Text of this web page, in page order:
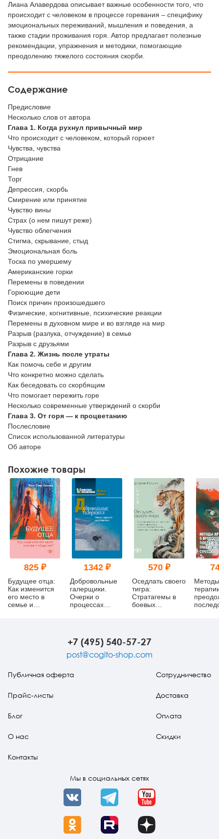
Лиана Алавердова описывает важные особенности того, что
происходит с человеком в процессе горевания – специфику
эмоциональных переживаний, мышления и поведения, а
также стадии проживания горя. Автор предлагает полезные
рекомендации, упражнения и методики, помогающие
преодолению тяжелого состояния скорби.
Содержание
Предисловие
Несколько слов от автора
Глава 1. Когда рухнул привычный мир
Что происходит с человеком, который горюет
Чувства, чувства
Отрицание
Гнев
Торг
Депрессия, скорбь
Смирение или принятие
Чувство вины
Страх (о нем пишут реже)
Чувство облегчения
Стигма, скрывание, стыд
Эмоциональная боль
Тоска по умершему
Американские горки
Перемены в поведении
Горюющие дети
Поиск причин произошедшего
Физические, когнитивные, психические реакции
Перемены в духовном мире и во взгляде на мир
Разрыв (разлука, отчуждение) в семье
Разрыв с друзьями
Глава 2. Жизнь после утраты
Как помочь себе и другим
Что конкретно можно сделать
Как беседовать со скорбящим
Что помогает пережить горе
Несколько современные утверждений о скорби
Глава 3. От горя — к процветанию
Послесловие
Список использованной литературы
Об авторе
Похожие товары
825 ₽
Будущее отца:
Как изменится
его место в
семье и
1342 ₽
Добровольные
галерщики.
Очерки о
процессах
570 ₽
Оседлать своего
тигра:
Cтратагемы в
боевых
помощью
простых
решений
+7 (495) 540-57-27
post@cogito-shop.com
Публичная оферта
Прайс-листы
Блог
О нас
Контакты
Сотрудничество
Доставка
Оплата
Скидки
Мы в социальных сетях
VK Telegram YouTube
OK Rutube Dzen